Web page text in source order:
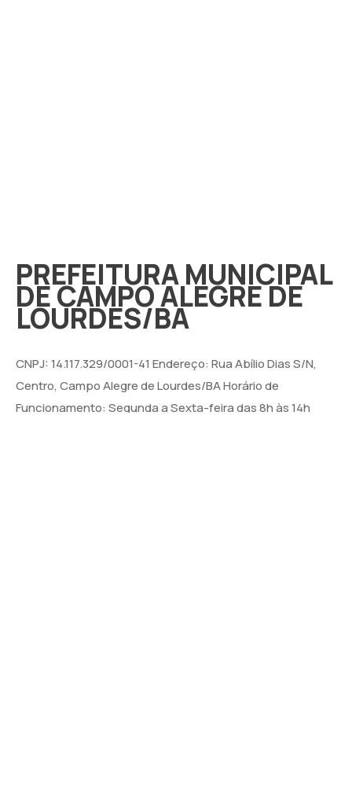
PREFEITURA MUNICIPAL
DE CAMPO ALEGRE DE
LOURDES/BA
CNPJ: 14.117.329/0001-41 Endereço: Rua Abílio Dias S/N,
Centro, Campo Alegre de Lourdes/BA Horário de
Funcionamento: Segunda a Sexta-feira das 8h às 14h